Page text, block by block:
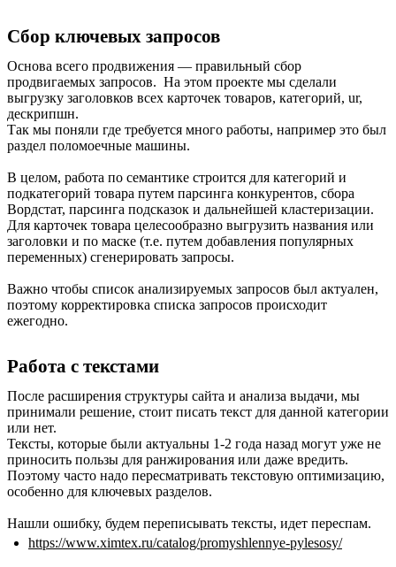
Сбор ключевых запросов
Основа всего продвижения — правильный сбор
продвигаемых запросов. На этом проекте мы сделали
выгрузку заголовков всех карточек товаров, категорий, ur,
дескрипшн.
Так мы поняли где требуется много работы, например это был
раздел поломоечные машины.
В целом, работа по семантике строится для категорий и
подкатегорий товара путем парсинга конкурентов, сбора
Вордстат, парсинга подсказок и дальнейшей кластеризации.
Для карточек товара целесообразно выгрузить названия или
заголовки и по маске (т.е. путем добавления популярных
переменных) сгенерировать запросы.
Важно чтобы список анализируемых запросов был актуален,
поэтому корректировка списка запросов происходит
ежегодно.
Работа с текстами
После расширения структуры сайта и анализа выдачи, мы
принимали решение, стоит писать текст для данной категории
или нет.
Тексты, которые были актуальны 1-2 года назад могут уже не
приносить пользы для ранжирования или даже вредить.
Поэтому часто надо пересматривать текстовую оптимизацию,
особенно для ключевых разделов.
Нашли ошибку, будем переписывать тексты, идет переспам.
https://www.ximtex.ru/catalog/promyshlennye-pylesosy/